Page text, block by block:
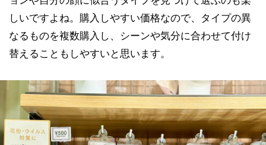
しいですよね。購入しやすい価格なので、タイプの異
なるものを複数購入し、シーンや気分に合わせて付け
替えることもしやすいと思います。